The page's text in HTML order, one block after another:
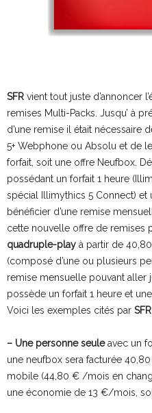
SFR vient tout juste d’annoncer
remises Multi-Packs. Jusqu’ à
d’une remise il était nécessaire
5+ Webphone ou Absolu et de
forfait, soit une offre Neufbox.
possédant un forfait 1 heure
spécial Illimythics 5 Connect)
bénéficier d’une remise
cette nouvelle offre de remises
quadruple-play à partir de
(composé d’une ou plusieurs
remise mensuelle pouvant aller
possède un forfait 1 heure et
Voici les exemples cités par SFR
– Une personne seuleavec un
une neufbox sera facturée
mobile (44,80 € /mois en
une économie de 13 €/mois,